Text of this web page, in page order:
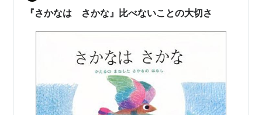
作者:レオ・レオーニ,藤田圭雄
発売日:1967/06/01
クリック: 48回
この商品を含むブログ (101件) を見る
『スイミー』
『さかなは さかな』比べないことの大切さ